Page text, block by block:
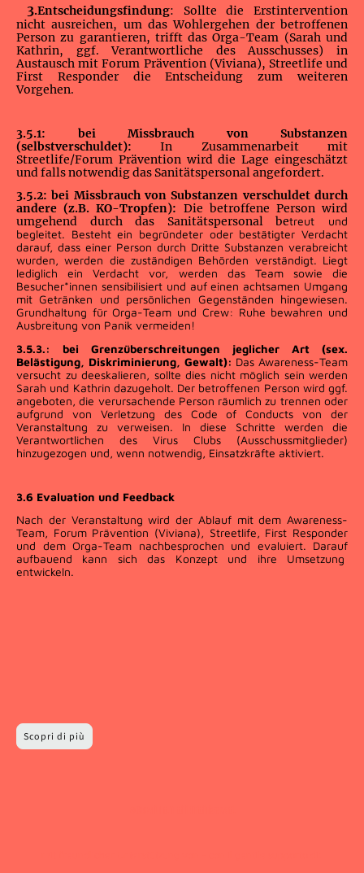
3.Entscheidungsfindung: Sollte die Erstintervention
nicht ausreichen, um das Wohlergehen der betroffenen
Person zu garantieren, trifft das Orga-Team (Sarah und
Kathrin, ggf. Verantwortliche des Ausschusses) in
Austausch mit Forum Prävention (Viviana), Streetlife und
First Responder die Entscheidung zum weiteren
Vorgehen.
3.5.1: bei Missbrauch von Substanzen
(selbstverschuldet):In Zusammenarbeit mit
Streetlife/Forum Prävention wird die Lage eingeschätzt
und falls notwendig das Sanitätspersonal angefordert.
3.5.2: bei Missbrauch von Substanzen verschuldet durch
andere (z.B. KO-Tropfen): Die betroffene Person wird
umgehend durch das Sanitätspersonal betreut und
begleitet. Besteht ein begründeter oder bestätigter Verdacht
darauf, dass einer Person durch Dritte Substanzen verabreicht
wurden, werden die zuständigen Behörden verständigt. Liegt
lediglich ein Verdacht vor, werden das Team sowie die
Besucher*innen sensibilisiert und auf einen achtsamen Umgang
mit Getränken und persönlichen Gegenständen hingewiesen.
Grundhaltung für Orga-Team und Crew: Ruhe bewahren und
Ausbreitung von Panik vermeiden!
3.5.3.: bei Grenzüberschreitungen jeglicher Art (sex.
Belästigung, Diskriminierung, Gewalt): Das Awareness-Team
versucht zu deeskalieren, sollte dies nicht möglich sein werden
Sarah und Kathrin dazugeholt. Der betroffenen Person wird ggf.
angeboten, die verursachende Person räumlich zu trennen oder
aufgrund von Verletzung des Code of Conducts von der
Veranstaltung zu verweisen. In diese Schritte werden die
Verantwortlichen des Virus Clubs (Ausschussmitglieder)
hinzugezogen und, wenn notwendig, Einsatzkräfte aktiviert.
3.6 Evaluation und Feedback
Nach der Veranstaltung wird der Ablauf mit dem Awareness-
Team, Forum Prävention (Viviana), Streetlife, First Responder
und dem Orga-Team nachbesprochen und evaluiert. Darauf
aufbauend kann sich das Konzept und ihre Umsetzung
entwickeln.
Scopri di più